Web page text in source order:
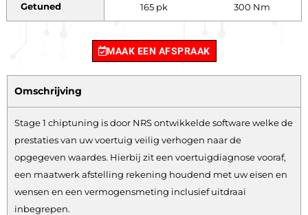
Getuned 165 pk 300 Nm
MAAK EEN AFSPRAAK
Omschrijving
Stage 1 chiptuning is door NRS ontwikkelde software welke de
prestaties van uw voertuig veilig verhogen naar de
opgegeven waardes. Hierbij zit een voertuigdiagnose vooraf,
een maatwerk afstelling rekening houdend met uw eisen en
wensen en een vermogensmeting inclusief uitdraai
inbegrepen.